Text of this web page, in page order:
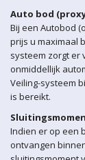
Auto bod
Bij een Autobod
prijs u maximaal
systeem zorgt er
onmiddellijk
Veiling-systeem
is bereikt.
Indien er op een
ontvangen